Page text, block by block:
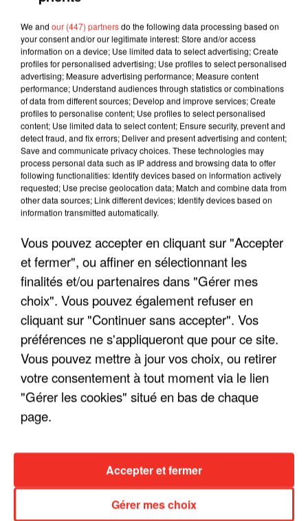
FRANCE
"JE SUIS À DISPOSITION DES
ENFOIRÉS"
"ON A TOUS LE TRAC"
"ON N'EST PAS DES PARENTS
PARFAITS"
We and our (447) partnersdo the following data processing based on
your consent and/or our legitimate interest: Store and/or access
information on a device; Use limited data to select advertising; Create
profiles for personalised advertising; Use profiles to select personalised
advertising; Measure advertising performance; Measure content
performance; Understand audiences through statistics or combinations
of data from different sources; Develop and improve services; Create
profiles to personalise content; Use profiles to select personalised
content; Use limited data to select content; Ensure security, prevent and
detect fraud, and fix errors; Deliver and present advertising and content;
Save and communicate privacy choices. These technologies may
process personal data such as IP address and browsing data to offer
following functionalities: Identify devices based on information actively
requested; Use precise geolocation data; Match and combine data from
other data sources; Link different devices; Identify devices based on
information transmitted automatically.
Vous pouvez accepter en cliquant sur "Accepter
et fermer", ou affiner en sélectionnant les
finalités et/ou partenaires dans "Gérer mes
choix". Vous pouvez également refuser en
cliquant sur "Continuer sans accepter". Vos
préférences ne s'appliqueront que pour ce site.
Vous pouvez mettre à jour vos choix, ou retirer
votre consentement à tout moment via le lien
"Gérer les cookies" situé en bas de chaque
page.
Gérer mes choix
Accepter et fermer